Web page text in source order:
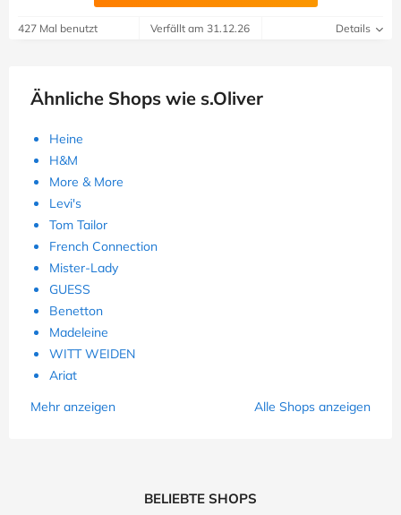
427 Mal benutzt Verfällt am 31.12.26 Details
Ähnliche Shops wie s.Oliver
Heine
H&M
More & More
Levi's
Tom Tailor
French Connection
Mister-Lady
GUESS
Benetton
Madeleine
WITT WEIDEN
Ariat
Mehr anzeigen
Alle Shops anzeigen
BELIEBTE SHOPS